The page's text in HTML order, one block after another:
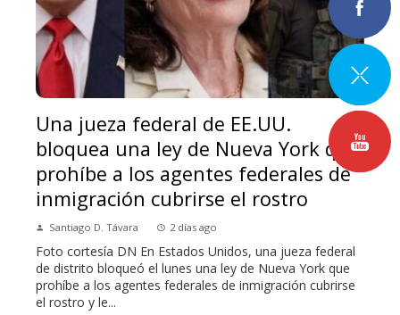
Una jueza federal de EE.UU.
bloquea una ley de Nueva York que
prohíbe a los agentes federales de
inmigración cubrirse el rostro
Santiago D. Távara 2 días ago
Foto cortesía DN En Estados Unidos, una jueza federal
de distrito bloqueó el lunes una ley de Nueva York que
prohíbe a los agentes federales de inmigración cubrirse
el rostro y le...